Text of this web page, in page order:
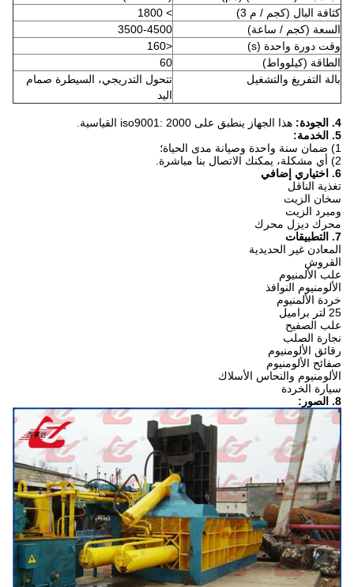
كثافة البال (كجم / م 3)
> 1800
السعة (كجم / ساعة)
3500-4500
وقت دورة واحدة (s)
<160
الطاقة (كيلوواط)
60
بالة التفريغ والتشغيل
تتحول التدريجي، السيطرة صمام
اليد
4. الجودة:
هذا الجهاز ينطبق على iso9001: 2000 القياسية.
5. الخدمة:
6. اختياري إضافي
تغذية الناقل
سخان الزيت
ومبرد الزيت
محرك ديزل محرك
7. التطبيقات
المعادن غير الحديدية
القروش
علب الألمنيوم
الألومنيوم النوافذ
خردة الألمنيوم
25 لتر براميل
علب الصفيح
نجارة الصلب
رقائق الألومنيوم
صفائح الألومنيوم
الألومنيوم والنحاس الأسلاك
سيارة الخردة
8. الصور: